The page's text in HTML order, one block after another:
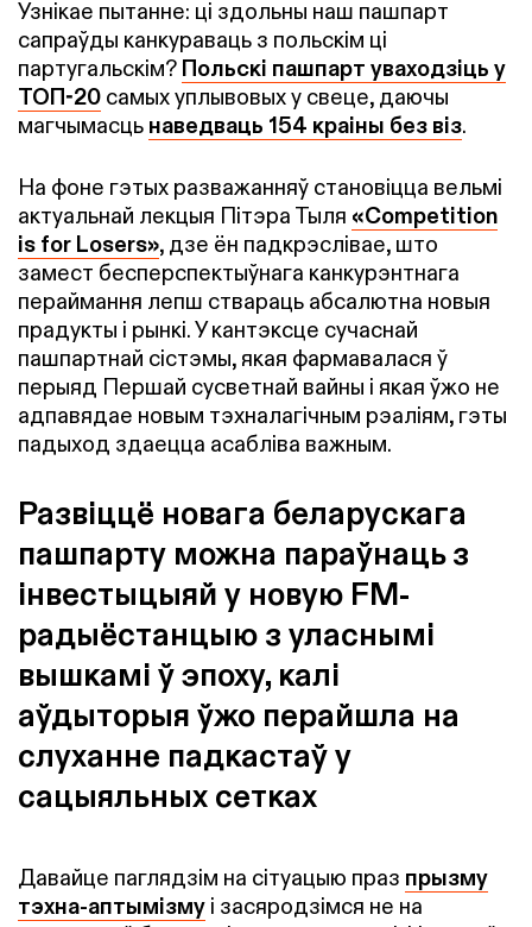
Узнікае пытанне: ці здольны наш пашпарт
сапраўды канкураваць з польскім ці
партугальскім? Польскі пашпарт уваходзіць у
TOП-20 самых уплывовых у свеце, даючы
магчымасць наведваць 154 краіны без віз.
На фоне гэтых разважанняў становіцца вельмі
актуальнай лекцыя Пітэра Тыля «Competition
is for Losers», дзе ён падкрэслівае, што
замест бесперспектыўнага канкурэнтнага
пераймання лепш ствараць абсалютна новыя
прадукты і рынкі. У кантэксце сучаснай
пашпартнай сістэмы, якая фармавалася ў
перыяд Першай сусветнай вайны і якая ўжо не
адпавядае новым тэхналагічным рэаліям, гэты
падыход здаецца асабліва важным.
Развіццё новага беларускага
пашпарту можна параўнаць з
інвестыцыяй у новую FM-
радыёстанцыю з уласнымі
вышкамі ў эпоху, калі
аўдыторыя ўжо перайшла на
слуханне падкастаў у
сацыяльных сетках
Давайце паглядзім на сітуацыю праз прызму
тэхна-аптымізму і засяродзімся не на